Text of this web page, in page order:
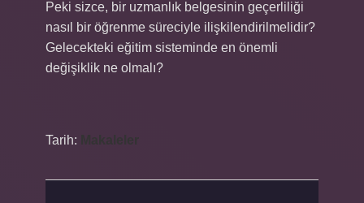
Peki sizce, bir uzmanlık belgesinin geçerliliği
nasıl bir öğrenme süreciyle ilişkilendirilmelidir?
Gelecekteki eğitim sisteminde en önemli
değişiklik ne olmalı?
Tarih: